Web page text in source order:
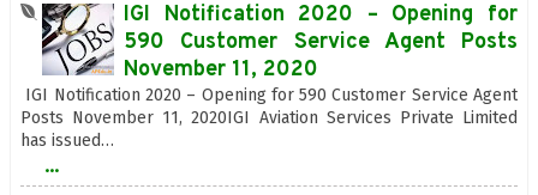
IGI Notification 2020 – Opening for
590 Customer Service Agent Posts
November 11, 2020
IGI Notification 2020 – Opening for 590 Customer Service Agent
Posts November 11, 2020IGI Aviation Services Private Limited
has issued…
...